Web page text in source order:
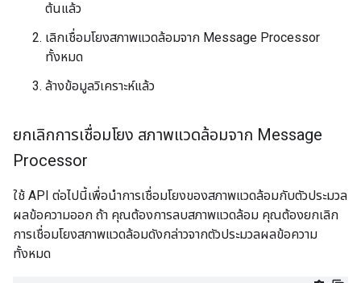
ต้นแล้ว
เลิกเชื่อมโยงสภาพแวดล้อมจาก Message Processor
ทั้งหมด
ล้างข้อมูลวิเคราะห์แล้ว
ยกเลิกการเชื่อมโยง สภาพแวดล้อมจาก Message
Processor
ใช้ API ต่อไปนี้เพื่อนำการเชื่อมโยงของสภาพแวดล้อมกับตัวประมวล
ผลข้อความออก ถ้า คุณต้องการลบสภาพแวดล้อม คุณต้องยกเลิก
การเชื่อมโยงสภาพแวดล้อมดังกล่าวจากตัวประมวลผลข้อความ
ทั้งหมด